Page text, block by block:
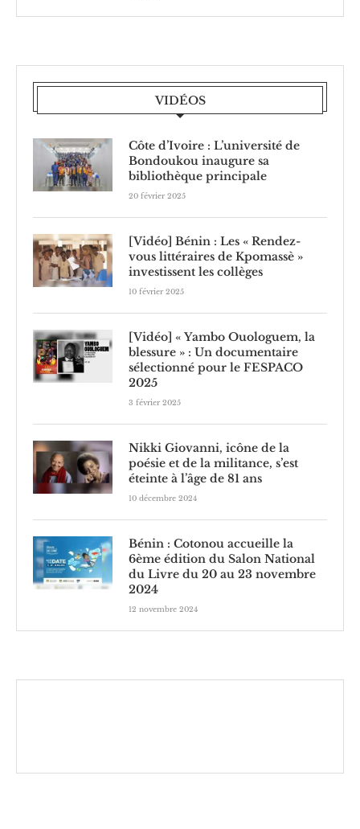
VIDÉOS
Côte d’Ivoire : L’université de
Bondoukou inaugure sa
bibliothèque principale
20 février 2025
[Vidéo] Bénin : Les « Rendez-
vous littéraires de Kpomassè »
investissent les collèges
10 février 2025
[Vidéo] « Yambo Ouologuem, la
blessure » : Un documentaire
sélectionné pour le FESPACO
2025
3 février 2025
Nikki Giovanni, icône de la
poésie et de la militance, s’est
éteinte à l’âge de 81 ans
10 décembre 2024
Bénin : Cotonou accueille la
6ème édition du Salon National
du Livre du 20 au 23 novembre
2024
12 novembre 2024